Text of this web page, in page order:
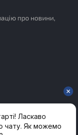
про новини,